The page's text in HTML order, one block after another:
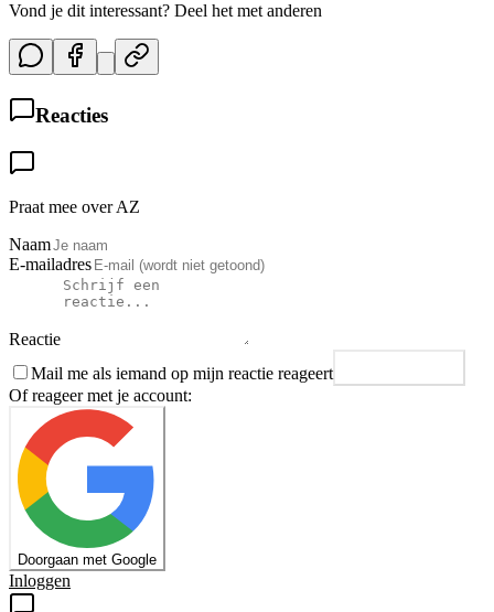
Vond je dit interessant? Deel het met anderen
Reacties
Praat mee over AZ
Naam
E-mailadres
Reactie
Mail me als iemand op mijn reactie reageert
Of reageer met je account:
Doorgaan met Google
Inloggen